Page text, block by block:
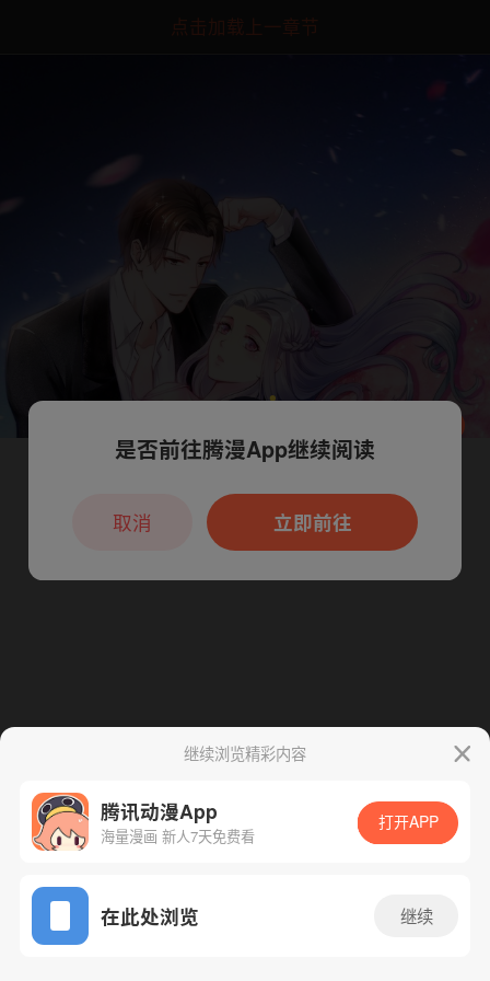
点击加载上一章节
App免费看
腾漫App免费看
继续浏览精彩内容
腾讯动漫App
海量漫画 新人7天免费看
打开APP
在此处浏览 继续
本章节仅支持App阅读，可打开App新用
户7天免费看
是否前往腾漫App继续阅读
立即前往
取消